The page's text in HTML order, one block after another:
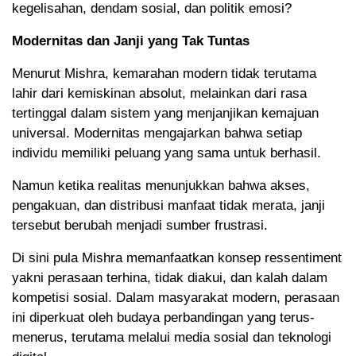
kegelisahan, dendam sosial, dan politik emosi?
Modernitas dan Janji yang Tak Tuntas
Menurut Mishra, kemarahan modern tidak terutama
lahir dari kemiskinan absolut, melainkan dari rasa
tertinggal dalam sistem yang menjanjikan kemajuan
universal. Modernitas mengajarkan bahwa setiap
individu memiliki peluang yang sama untuk berhasil.
Namun ketika realitas menunjukkan bahwa akses,
pengakuan, dan distribusi manfaat tidak merata, janji
tersebut berubah menjadi sumber frustrasi.
Di sini pula Mishra memanfaatkan konsep ressentiment
yakni perasaan terhina, tidak diakui, dan kalah dalam
kompetisi sosial. Dalam masyarakat modern, perasaan
ini diperkuat oleh budaya perbandingan yang terus-
menerus, terutama melalui media sosial dan teknologi